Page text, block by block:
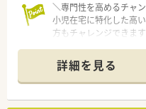
＼専門性を高めるチャン
小児在宅に特化した高
方もチャレンジできます
【店舗情報と応需状況につ
■JR城端線新高岡駅か
た店舗です。
詳細を見る